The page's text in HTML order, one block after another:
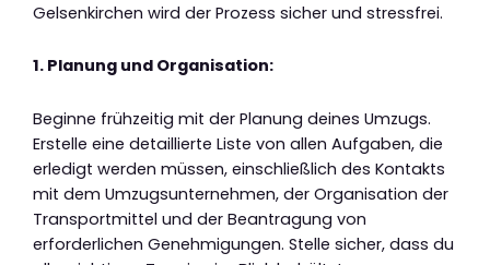
Gelsenkirchen wird der Prozess sicher und stressfrei.
1. Planung und Organisation:
Beginne frühzeitig mit der Planung deines Umzugs.
Erstelle eine detaillierte Liste von allen Aufgaben, die
erledigt werden müssen, einschließlich des Kontakts
mit dem Umzugsunternehmen, der Organisation der
Transportmittel und der Beantragung von
erforderlichen Genehmigungen. Stelle sicher, dass du